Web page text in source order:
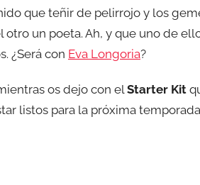
que teñir de pelirrojo y los
un poeta. Ah, y que uno de
¿Será con Eva Longoria?
os dejo con elStarter Kit
listos para la próxima